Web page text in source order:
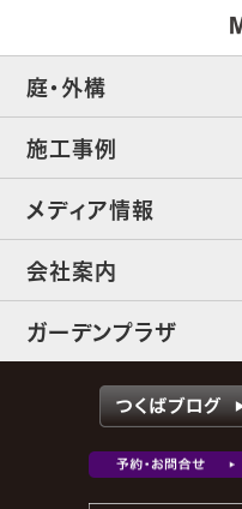
庭・外構
施工事例
メディア情報
会社案内
ガーデンプラザ